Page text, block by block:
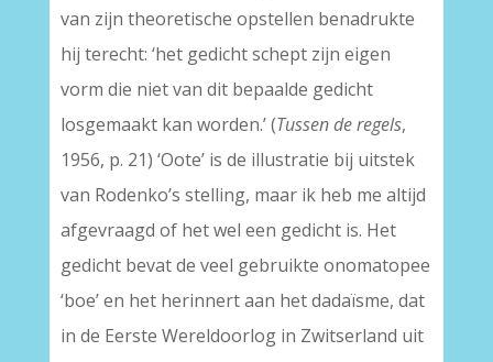
van zijn theoretische opstellen benadrukte
hij terecht: ‘het gedicht schept zijn eigen
vorm die niet van dit bepaalde gedicht
losgemaakt kan worden.’ (Tussende regels,
1956, p. 21) ‘Oote’ is de illustratie bij uitstek
van Rodenko’s stelling, maar ik heb me altijd
afgevraagd of het wel een gedicht is. Het
gedicht bevat de veel gebruikte onomatopee
‘boe’ en het herinnert aan het dadaïsme, dat
in de Eerste Wereldoorlog in Zwitserland uit